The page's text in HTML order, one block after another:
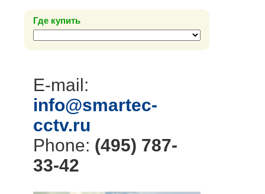
Где купить
E-mail:
info@smartec-
cctv.ru
Phone: (495) 787-
33-42